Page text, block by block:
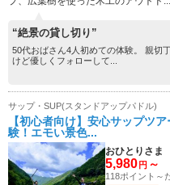
“絶景の貸し切り”
50代おばさん4人初めての体験。 親切
けど優しくフォローして...
サップ・SUP(スタンドアップパドル)
【初心者向け】安心サップツ
験！エモい景色...
おひとりさま
5,980 円 ～
118ポイント～